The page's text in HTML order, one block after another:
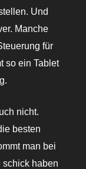
Und
Manche
für
so ein Tablet
nicht.
besten
man bei
schick haben